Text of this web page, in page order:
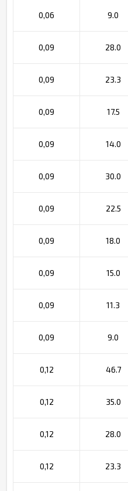
0,06 9.0
0,09 28.0
0,09 23.3
0,09 17.5
0,09 14.0
0,09 30.0
0,09 22.5
0,09 18.0
0,09 15.0
0,09 11.3
0,09 9.0
0,12 46.7
0,12 35.0
0,12 28.0
0,12 23.3